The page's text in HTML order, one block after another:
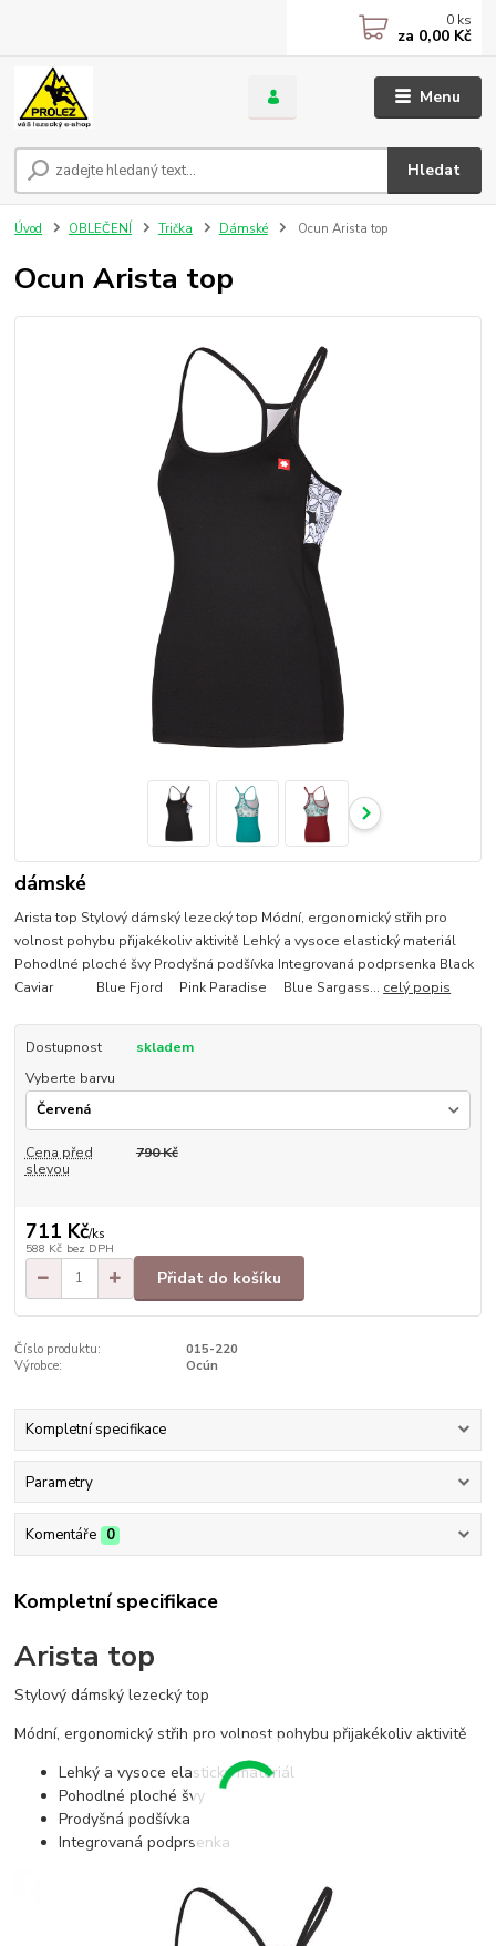
Menu
Hledat
0 ks
za 0,00 Kč
Úvod OBLEČENÍ Trička Dámské Ocun Arista top
Ocun Arista top
dámské
Arista top Stylový dámský lezecký top Módní, ergonomický střih pro
volnost pohybu přijakékoliv aktivitě Lehký a vysoce elastický materiál
Pohodlné ploché švy Prodyšná podšívka Integrovaná podprsenka Black
Caviar Blue Fjord Pink Paradise Blue Sargass... celý popis
Dostupnost
skladem
Vyberte barvu
Cena před
slevou
790 Kč
711 Kč/ks
588 Kč bez DPH
Přidat do košíku
Číslo produktu:
015-220
Výrobce:
Ocún
Kompletní specifikace
Parametry
Komentáře 0
Kompletní specifikace
Arista top
Stylový dámský lezecký top
Módní, ergonomický střih pro volnost pohybu přijakékoliv aktivitě
Lehký a vysoce elastický materiál
Pohodlné ploché švy
Prodyšná podšívka
Integrovaná podprsenka